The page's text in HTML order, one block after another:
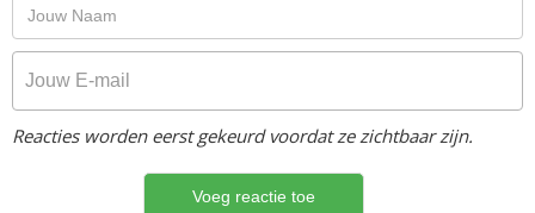
Reacties worden eerst gekeurd voordat ze zichtbaar zijn.